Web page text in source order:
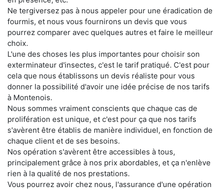
Ne tergiversez pas à nous appeler pour une éradication de
fourmis, et nous vous fournirons un devis que vous
pourrez comparer avec quelques autres et faire le meilleur
choix.
L'une des choses les plus importantes pour choisir son
exterminateur d'insectes, c'est le tarif pratiqué. C'est pour
cela que nous établissons un devis réaliste pour vous
donner la possibilité d'avoir une idée précise de nos tarifs
à Montenois.
Nous sommes vraiment conscients que chaque cas de
prolifération est unique, et c'est pour ça que nos tarifs
s'avèrent être établis de manière individuel, en fonction de
chaque client et de ses besoins.
Nos opération s'avèrent être accessibles à tous,
principalement grâce à nos prix abordables, et ça n'enlève
rien à la qualité de nos prestations.
Vous pourrez avoir chez nous, l'assurance d'une opération